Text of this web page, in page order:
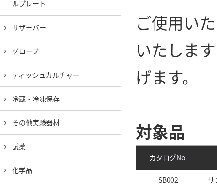
ご使用い
いたしま
げます。
対象品
カタログNo.
SB002 サ
ルプレート
リザーバー
グローブ
ティッシュカルチャー
冷蔵・冷凍保存
その他実験器材
試薬
化学品